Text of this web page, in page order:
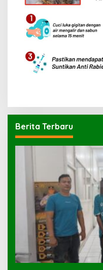
Berita Terbaru